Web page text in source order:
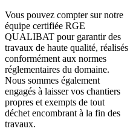
Vous pouvez compter sur notre
équipe certifiée RGE
QUALIBAT pour garantir des
travaux de haute qualité, réalisés
conformément aux normes
réglementaires du domaine.
Nous sommes également
engagés à laisser vos chantiers
propres et exempts de tout
déchet encombrant à la fin des
travaux.